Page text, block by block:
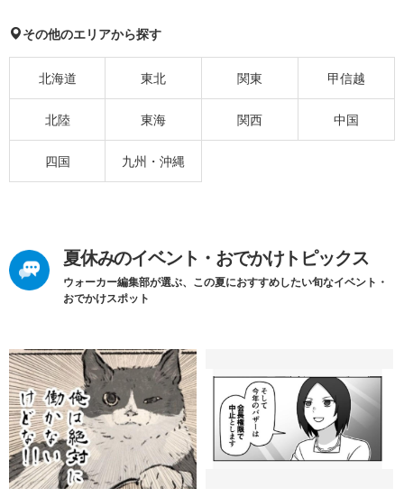
その他のエリアから探す
北海道 東北 関東 甲信越
北陸 東海 関西 中国
四国 九州・沖縄
夏休みのイベント・おでかけトピックス
ウォーカー編集部が選ぶ、この夏におすすめしたい旬なイベント・
おでかけスポット